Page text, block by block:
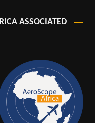
ASSOCIATED